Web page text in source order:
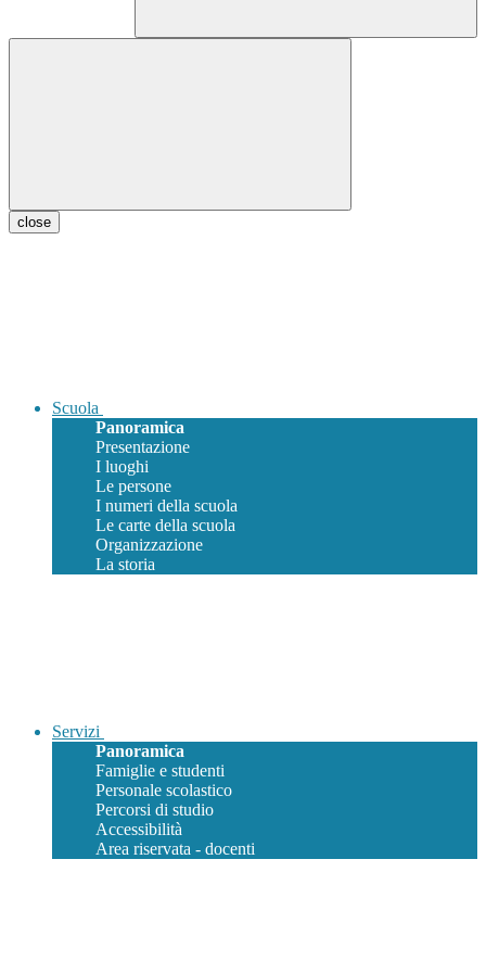
close
Scuola
Panoramica
Presentazione
I luoghi
Le persone
I numeri della scuola
Le carte della scuola
Organizzazione
La storia
Servizi
Panoramica
Famiglie e studenti
Personale scolastico
Percorsi di studio
Accessibilità
Area riservata - docenti